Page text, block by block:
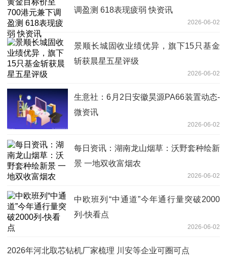
调盈测 618表现疲弱 快资讯
2026-06-02
景顺长城固收业绩优异，旗下15只基金
斩获晨星五星评级
2026-06-02
生意社：6月2日安徽昊源PA66装置动态-
微资讯
2026-06-02
每日资讯：湖南龙山烟草：沃野套种绘新
景 一地双收富烟农
2026-06-02
中欧班列“中通道”今年通行量突破2000
列-快看点
2026-06-02
2026年河北取芯钻机厂家梳理 川安等企业可圈可点